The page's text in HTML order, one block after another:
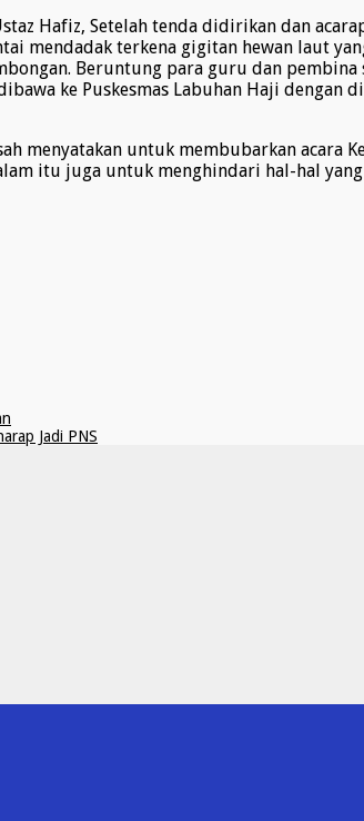
Hafiz, Setelah tenda didirikan dan
mendadak terkena gigitan hewan laut
Beruntung para guru dan
ke Puskesmas Labuhan Haji
menyatakan untuk membubarkan
itu juga untuk menghindari hal-hal
Jadi PNS